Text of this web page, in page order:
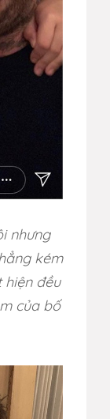
nhưng
kém
hiện đều
của bố